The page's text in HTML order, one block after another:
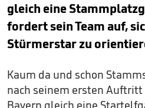
gleich eine
fordert sein Team auf,
Stürmerstar zu
Kaum da und schon
nach seinem ersten Auftritt